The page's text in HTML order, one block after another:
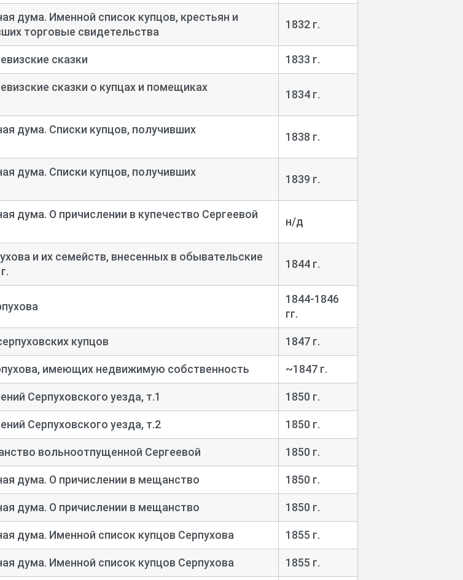
дума. Именной список купцов, крестьян и
торговые свидетельства
1832 г.
сказки 1833 г.
сказки о купцах и помещиках
1834 г.
дума. Списки купцов, получивших
1838 г.
дума. Списки купцов, получивших
1839 г.
дума. О причислении в купечество Сергеевой
н/д
и их семейств, внесенных в обывательские
1844 г.
1844-1846
гг.
купцов 1847 г.
имеющих недвижимую собственность ~1847 г.
Серпуховского уезда, т.1 1850 г.
Серпуховского уезда, т.2 1850 г.
вольноотпущенной Сергеевой 1850 г.
дума. О причислении в мещанство 1850 г.
дума. О причислении в мещанство 1850 г.
дума. Именной список купцов Серпухова 1855 г.
дума. Именной список купцов Серпухова 1855 г.